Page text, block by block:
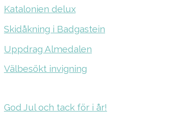
Katalonien delux
Skidåkning i Badgastein
Uppdrag Almedalen
Välbesökt invigning
God Jul och tack för i år!